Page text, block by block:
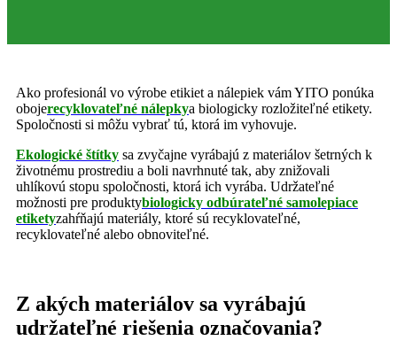
Ako profesionál vo výrobe etikiet a nálepiek vám YITO ponúka
obojerecyklovateľné nálepkya biologicky rozložiteľné etikety.
Spoločnosti si môžu vybrať tú, ktorá im vyhovuje.
Ekologické štítky sa zvyčajne vyrábajú z materiálov šetrných k
životnému prostrediu a boli navrhnuté tak, aby znižovali
uhlíkovú stopu spoločnosti, ktorá ich vyrába. Udržateľné
možnosti pre produktybiologicky odbúrateľné samolepiace
etiketyzahŕňajú materiály, ktoré sú recyklovateľné,
recyklovateľné alebo obnoviteľné.
Z akých materiálov sa vyrábajú
udržateľné riešenia označovania?